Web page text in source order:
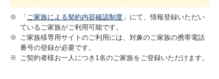
※ 「 ご家族による契約内容確認制度 」にて、情報登録いただい
ているご家族がご利用可能です。
※
ご家族様専用サイトのご利用には、対象のご家族の携帯電話
番号の登録が必要です。
※
ご契約者様お一人につき1名のご家族をご登録いただけます。